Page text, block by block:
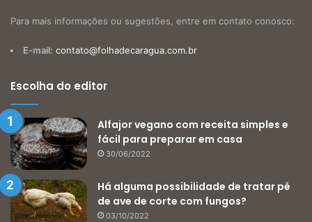
Para mais informações ou sugestões, entre em contato conosco:
E-mail: contato@folhadecaragua.com.br
Escolha do editor
Alfajor vegano com receita simples e
fácil para preparar em casa
30/06/2022
Há alguma possibilidade de tratar pé
de ave de corte com fungos?
03/10/2022